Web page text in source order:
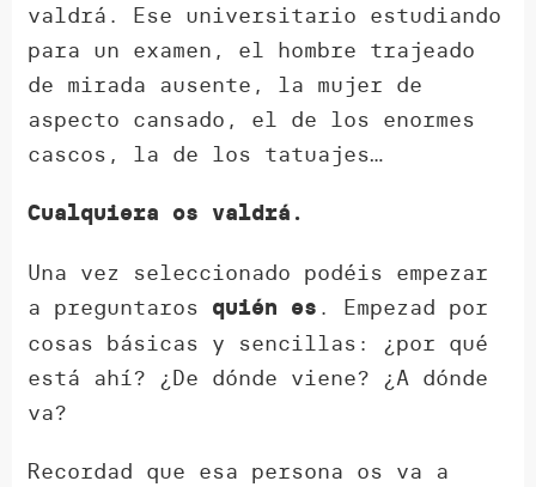
valdrá. Ese universitario estudiando
para un examen, el hombre trajeado
de mirada ausente, la mujer de
aspecto cansado, el de los enormes
cascos, la de los tatuajes…
Cualquiera os valdrá.
Una vez seleccionado podéis empezar
a preguntaros quién es . Empezad por
cosas básicas y sencillas: ¿por qué
está ahí? ¿De dónde viene? ¿A dónde
va?
Recordad que esa persona os va a